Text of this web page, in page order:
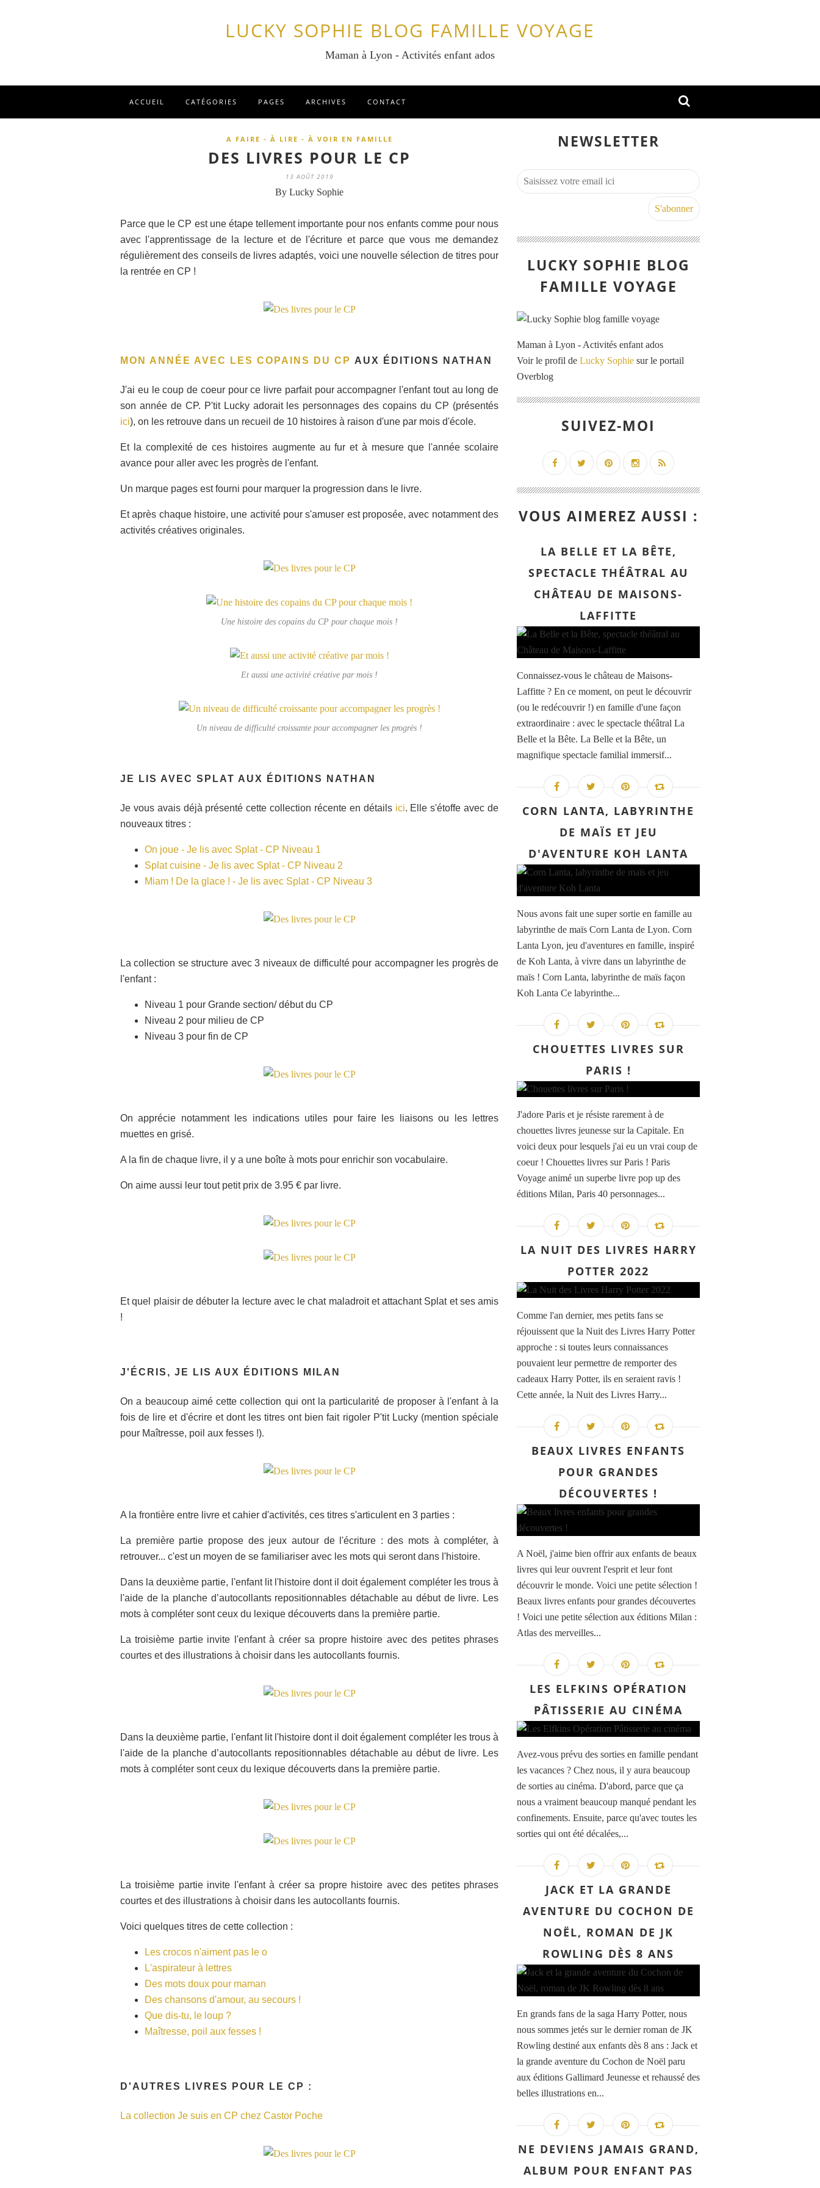
LUCKY SOPHIE BLOG FAMILLE VOYAGE
Maman à Lyon - Activités enfant ados
ACCUEIL CATÉGORIES PAGES ARCHIVES CONTACT
A FAIRE - À LIRE - À VOIR EN FAMILLE
DES LIVRES POUR LE CP
13 AOÛT 2019
By Lucky Sophie
Parce que le CP est une étape tellement importante pour nos enfants comme pour nous
avec l'apprentissage de la lecture et de l'écriture et parce que vous me demandez
régulièrement des conseils de livres adaptés, voici une nouvelle sélection de titres pour
la rentrée en CP !
MON ANNÉE AVEC LES COPAINS DU CP AUX ÉDITIONS NATHAN
J'ai eu le coup de coeur pour ce livre parfait pour accompagner l'enfant tout au long de
son année de CP. P'tit Lucky adorait les personnages des copains du CP (présentés
ici), on les retrouve dans un recueil de 10 histoires à raison d'une par mois d'école.
Et la complexité de ces histoires augmente au fur et à mesure que l'année scolaire
avance pour aller avec les progrès de l'enfant.
Un marque pages est fourni pour marquer la progression dans le livre.
Et après chaque histoire, une activité pour s'amuser est proposée, avec notamment des
activités créatives originales.
Une histoire des copains du CP pour chaque mois !
Et aussi une activité créative par mois !
Un niveau de difficulté croissante pour accompagner les progrès !
JE LIS AVEC SPLAT AUX ÉDITIONS NATHAN
Je vous avais déjà présenté cette collection récente en détails ici. Elle s'étoffe avec de
nouveaux titres :
On joue - Je lis avec Splat - CP Niveau 1
Splat cuisine - Je lis avec Splat - CP Niveau 2
Miam ! De la glace ! - Je lis avec Splat - CP Niveau 3
La collection se structure avec 3 niveaux de difficulté pour accompagner les progrès de
l'enfant :
Niveau 1 pour Grande section/ début du CP
Niveau 2 pour milieu de CP
Niveau 3 pour fin de CP
On apprécie notamment les indications utiles pour faire les liaisons ou les lettres
muettes en grisé.
A la fin de chaque livre, il y a une boîte à mots pour enrichir son vocabulaire.
On aime aussi leur tout petit prix de 3.95 € par livre.
Et quel plaisir de débuter la lecture avec le chat maladroit et attachant Splat et ses amis
!
J'ÉCRIS, JE LIS AUX ÉDITIONS MILAN
On a beaucoup aimé cette collection qui ont la particularité de proposer à l'enfant à la
fois de lire et d'écrire et dont les titres ont bien fait rigoler P'tit Lucky (mention spéciale
pour Maîtresse, poil aux fesses !).
A la frontière entre livre et cahier d'activités, ces titres s'articulent en 3 parties :
La première partie propose des jeux autour de l'écriture : des mots à compléter, à
retrouver... c'est un moyen de se familiariser avec les mots qui seront dans l'histoire.
Dans la deuxième partie, l'enfant lit l'histoire dont il doit également compléter les trous à
l'aide de la planche d’autocollants repositionnables détachable au début de livre. Les
mots à compléter sont ceux du lexique découverts dans la première partie.
La troisième partie invite l'enfant à créer sa propre histoire avec des petites phrases
courtes et des illustrations à choisir dans les autocollants fournis.
Dans la deuxième partie, l'enfant lit l'histoire dont il doit également compléter les trous à
l'aide de la planche d’autocollants repositionnables détachable au début de livre. Les
mots à compléter sont ceux du lexique découverts dans la première partie.
La troisième partie invite l'enfant à créer sa propre histoire avec des petites phrases
courtes et des illustrations à choisir dans les autocollants fournis.
Voici quelques titres de cette collection :
Les crocos n'aiment pas le o
L'aspirateur à lettres
Des mots doux pour maman
Des chansons d'amour, au secours !
Que dis-tu, le loup ?
Maîtresse, poil aux fesses !
D'AUTRES LIVRES POUR LE CP :
La collection Je suis en CP chez Castor Poche
NEWSLETTER
LUCKY SOPHIE BLOG
FAMILLE VOYAGE
Maman à Lyon - Activités enfant ados
Voir le profil de Lucky Sophie sur le portail
Overblog
SUIVEZ-MOI
VOUS AIMEREZ AUSSI :
LA BELLE ET LA BÊTE,
SPECTACLE THÉÂTRAL AU
CHÂTEAU DE MAISONS-
LAFFITTE
Connaissez-vous le château de Maisons-
Laffitte ? En ce moment, on peut le découvrir
(ou le redécouvrir !) en famille d'une façon
extraordinaire : avec le spectacle théâtral La
Belle et la Bête. La Belle et la Bête, un
magnifique spectacle familial immersif...
CORN LANTA, LABYRINTHE
DE MAÏS ET JEU
D'AVENTURE KOH LANTA
Nous avons fait une super sortie en famille au
labyrinthe de maïs Corn Lanta de Lyon. Corn
Lanta Lyon, jeu d'aventures en famille, inspiré
de Koh Lanta, à vivre dans un labyrinthe de
maïs ! Corn Lanta, labyrinthe de maïs façon
Koh Lanta Ce labyrinthe...
CHOUETTES LIVRES SUR
PARIS !
J'adore Paris et je résiste rarement à de
chouettes livres jeunesse sur la Capitale. En
voici deux pour lesquels j'ai eu un vrai coup de
coeur ! Chouettes livres sur Paris ! Paris
Voyage animé un superbe livre pop up des
éditions Milan, Paris 40 personnages...
LA NUIT DES LIVRES HARRY
POTTER 2022
Comme l'an dernier, mes petits fans se
réjouissent que la Nuit des Livres Harry Potter
approche : si toutes leurs connaissances
pouvaient leur permettre de remporter des
cadeaux Harry Potter, ils en seraient ravis !
Cette année, la Nuit des Livres Harry...
BEAUX LIVRES ENFANTS
POUR GRANDES
DÉCOUVERTES !
A Noël, j'aime bien offrir aux enfants de beaux
livres qui leur ouvrent l'esprit et leur font
découvrir le monde. Voici une petite sélection !
Beaux livres enfants pour grandes découvertes
! Voici une petite sélection aux éditions Milan :
Atlas des merveilles...
LES ELFKINS OPÉRATION
PÂTISSERIE AU CINÉMA
Avez-vous prévu des sorties en famille pendant
les vacances ? Chez nous, il y aura beaucoup
de sorties au cinéma. D'abord, parce que ça
nous a vraiment beaucoup manqué pendant les
confinements. Ensuite, parce qu'avec toutes les
sorties qui ont été décalées,...
JACK ET LA GRANDE
AVENTURE DU COCHON DE
NOËL, ROMAN DE JK
ROWLING DÈS 8 ANS
En grands fans de la saga Harry Potter, nous
nous sommes jetés sur le dernier roman de JK
Rowling destiné aux enfants dès 8 ans : Jack et
la grande aventure du Cochon de Noël paru
aux éditions Gallimard Jeunesse et rehaussé des
belles illustrations en...
NE DEVIENS JAMAIS GRAND,
ALBUM POUR ENFANT PAS